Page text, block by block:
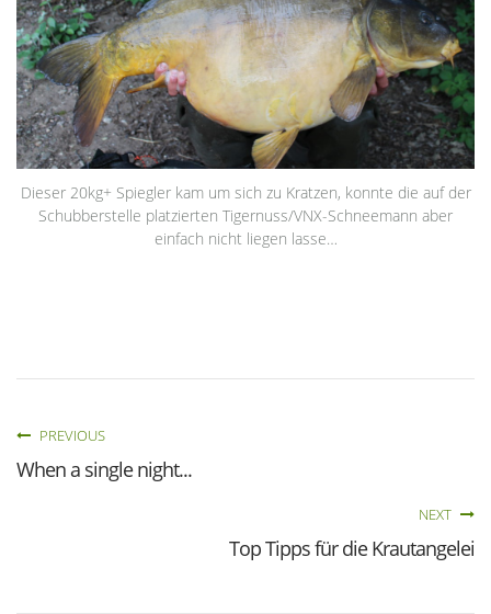
Dieser 20kg+ Spiegler kam um sich zu Kratzen, konnte die auf der
Schubberstelle platzierten Tigernuss/VNX-Schneemann aber
einfach nicht liegen lasse…
PREVIOUS
When a single night...
NEXT
Top Tipps für die Krautangelei